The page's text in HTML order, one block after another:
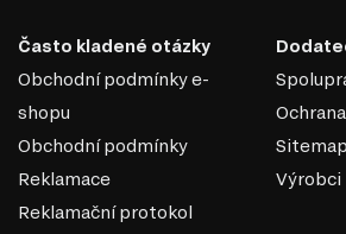
Často kladené otázky
Obchodní podmínky e-
shopu
Obchodní podmínky
Reklamace
Reklamační protokol
Sitemap
Výrobci